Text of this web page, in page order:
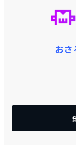
お